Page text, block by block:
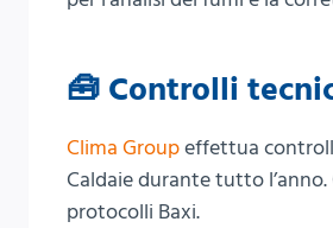
🧰 Controlli
Clima Groupeffettua
Caldaie durante tutto
protocolli Baxi.